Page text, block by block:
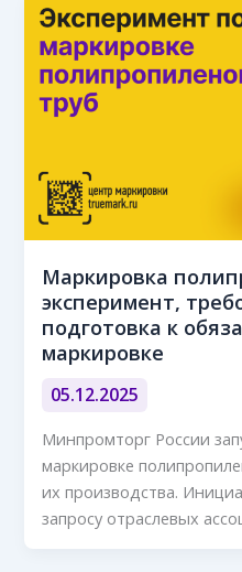
Маркировка
эксперимент,
подготовка к
маркировке
05.12.2025
Минпромторг России
маркировке
их производства.
запросу отраслевых